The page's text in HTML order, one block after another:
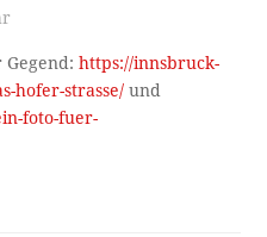
Gegend:https://innsbruck-
hofer-strasse/ und
foto-fuer-